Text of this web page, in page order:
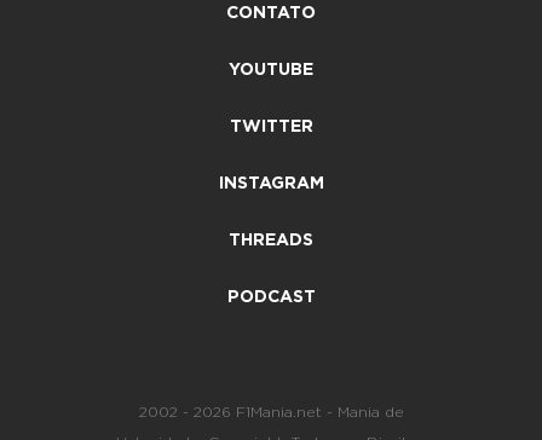
CONTATO
YOUTUBE
TWITTER
INSTAGRAM
THREADS
PODCAST
2002 - 2026 F1Mania.net - Mania de